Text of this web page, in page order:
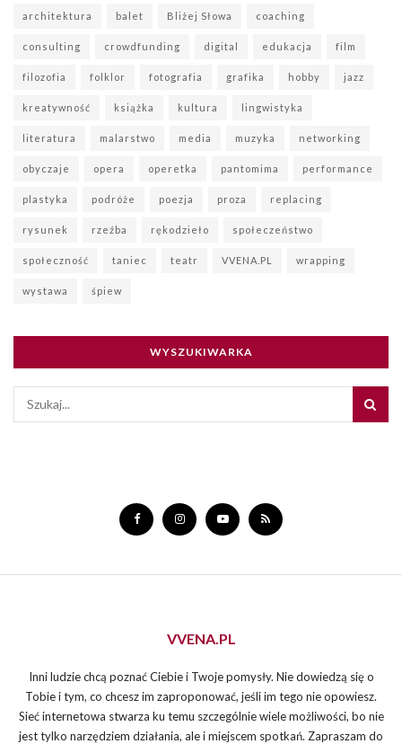
architektura balet Bliżej Słowa coaching
consulting crowdfunding digital edukacja film
filozofia folklor fotografia grafika hobby jazz
kreatywność książka kultura lingwistyka
literatura malarstwo media muzyka networking
obyczaje opera operetka pantomima performance
plastyka podróże poezja proza replacing
rysunek rzeźba rękodzieło społeczeństwo
społeczność taniec teatr VVENA.PL wrapping
wystawa śpiew
WYSZUKIWARKA
VVENA.PL
Inni ludzie chcą poznać Ciebie i Twoje pomysły. Nie dowiedzą się o
Tobie i tym, co chcesz im zaproponować, jeśli im tego nie opowiesz.
Sieć internetowa stwarza ku temu szczególnie wiele możliwości, bo nie
jest tylko narzędziem działania, ale i miejscem spotkań. Zapraszam do